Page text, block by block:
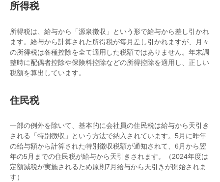
所得税
所得税は、給与から「源泉徴収」という形で給与から差し引かれ
ます。給与から計算された所得税が毎月差し引かれますが、月々
の所得税は各種控除を全て適用した税額ではありません。年末調
整時に配偶者控除や保険料控除などの所得控除を適用し、正しい
税額を算出しています。
住民税
一部の例外を除いて、基本的に会社員の住民税は給与から天引き
される「特別徴収」という方法で納入されています。5月に昨年
の給与額から計算された特別徴収税額が通知されて、6月から翌
年の5月までの住民税が給与から天引きされます。（2024年度は
定額減税が実施されるため原則7月給与から天引きが開始されま
す）